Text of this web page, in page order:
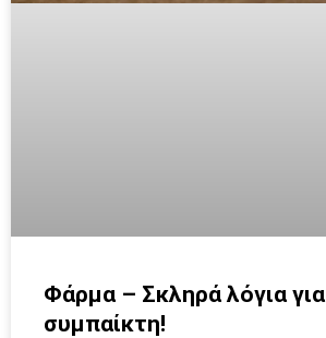
Φάρμα – Σκληρά λόγια για
συμπαίκτη!